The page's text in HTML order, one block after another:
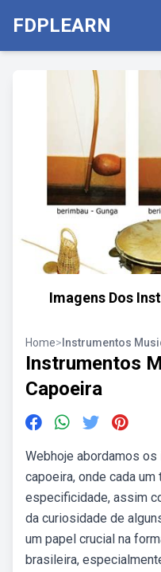
FDPLEARN
Imagens Dos
Home> Instrumentos
Instrumentos
Capoeira
Webhoje abordamos
capoeira, onde cada
especificidade, assim
da curiosidade de
um papel crucial na
brasileira,